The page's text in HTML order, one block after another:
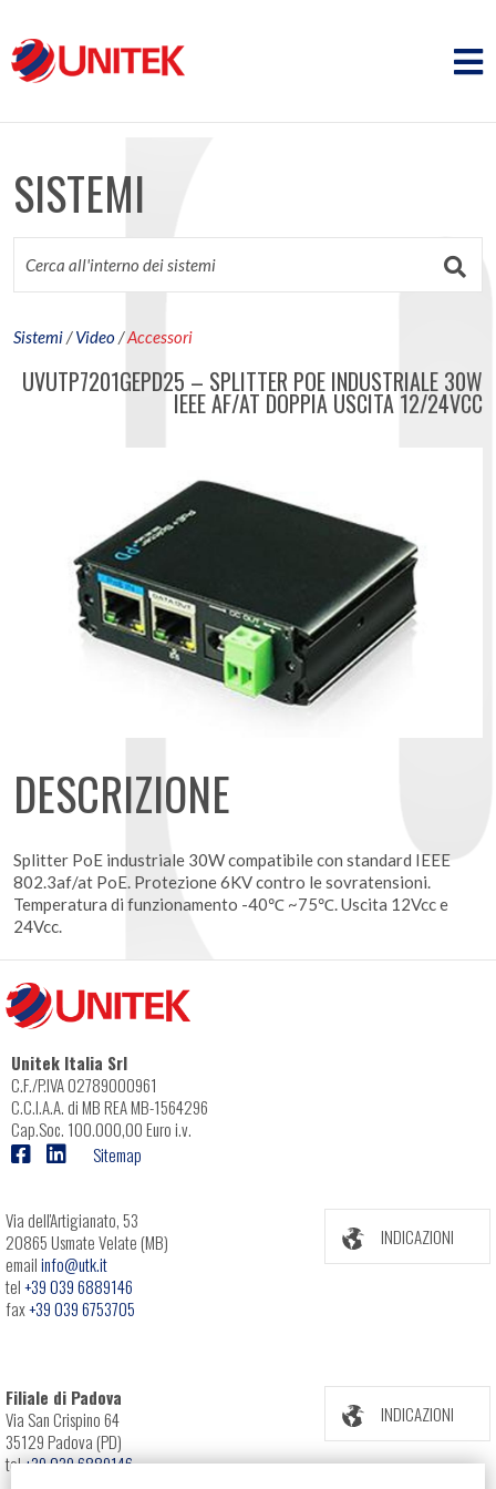
SISTEMI
Sistemi/Video/Accessori
UVUTP7201GEPD25 – SPLITTER POE INDUSTRIALE 30W
IEEE AF/AT DOPPIA USCITA 12/24VCC
DESCRIZIONE
Splitter PoE industriale 30W compatibile con standard IEEE
802.3af/at PoE. Protezione 6KV contro le sovratensioni.
Temperatura di funzionamento -40℃ ~75℃. Uscita 12Vcc e
24Vcc.
Unitek Italia Srl
C.F./P.IVA 02789000961
C.C.I.A.A. di MB REA MB-1564296
Cap.Soc. 100.000,00 Euro i.v.
Sitemap
Via dell'Artigianato, 53
20865 Usmate Velate (MB)
emailinfo@utk.it
tel+39 039 6889146
fax+39 039 6753705
INDICAZIONI
Filiale di Padova
Via San Crispino 64
35129 Padova (PD)
tel+39 039 6889146
INDICAZIONI